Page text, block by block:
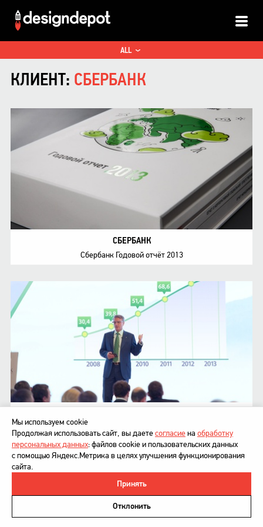
ALL
ПРИНТ
КЛИЕНТ: СБЕРБАНК
СБЕРБАНК
Сбербанк Годовой отчёт 2013
Презентация для выступления Г. Грефа
Политика в отношении обработки персональных данных
Напишите нам
Мы используем cookie
Продолжая использовать сайт, вы даетесогласиена обработку
персональных данных: файлов cookie и пользовательских данных
с помощью Яндекс.Метрика в целях улучшения функционирования
сайта.
Принять
Отклонить